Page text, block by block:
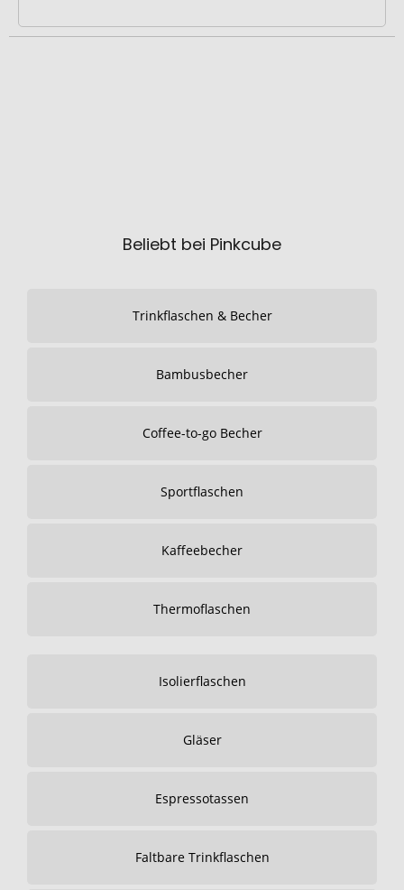
Beliebt bei Pinkcube
Trinkflaschen & Becher
Bambusbecher
Coffee-to-go Becher
Sportflaschen
Kaffeebecher
Thermoflaschen
Isolierflaschen
Gläser
Espressotassen
Faltbare Trinkflaschen